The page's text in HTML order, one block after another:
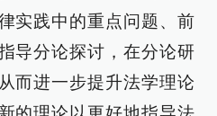
实践中的重点问题、前
导分论探讨，在分论研
而进一步提升法学理论